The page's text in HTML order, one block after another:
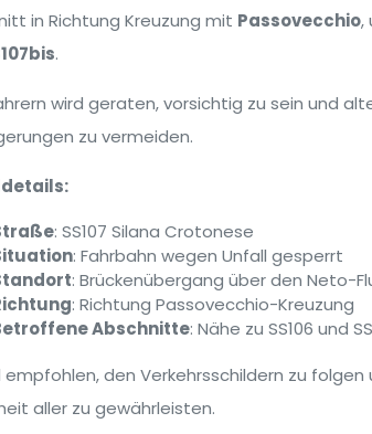
in Richtung Kreuzung mit Passovecchio,
.
wird geraten, vorsichtig zu sein und
zu vermeiden.
: SS107 Silana Crotonese
: Fahrbahn wegen Unfall gesperrt
: Brückenübergang über den Neto-
: Richtung Passovecchio-Kreuzung
Abschnitte: Nähe zu SS106 und
empfohlen, den Verkehrsschildern zu
aller zu gewährleisten.